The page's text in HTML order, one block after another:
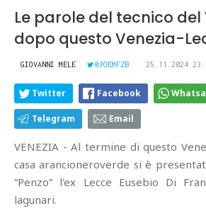
Le parole del tecnico del
dopo questo Venezia-
GIOVANNI MELE @JOEMFZB 25.11.2024
Twitter Facebook
Telegram Email
VENEZIA - Al termine di questo
casa arancioneroverde si è
“Penzo” l'ex Lecce Eusebio Di
lagunari.